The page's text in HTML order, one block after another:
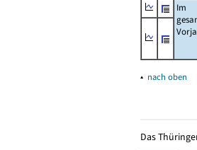
Im
▴ nach oben
Das